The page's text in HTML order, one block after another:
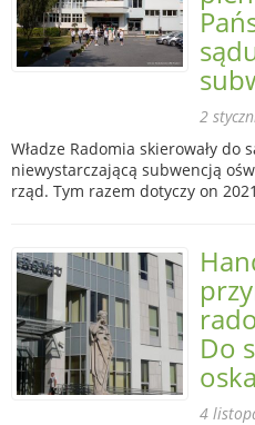
2
Władze Radomia skierowały
niewystarczającą subwencją
rząd. Tym razem dotyczy on
Do
4